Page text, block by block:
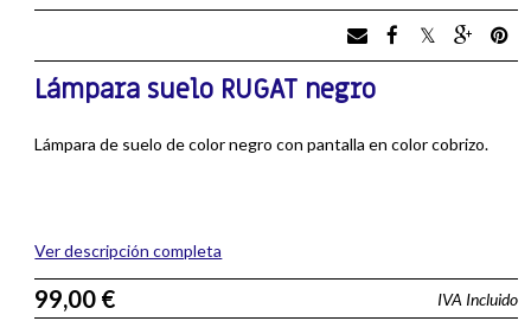
Lámpara suelo RUGAT negro
Lámpara de suelo de color negro con pantalla en color cobrizo.
Ver descripción completa
99,00 € IVA Incluido